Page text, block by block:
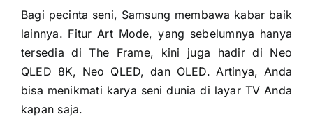
Bagi pecinta seni, Samsung membawa kabar baik
lainnya. Fitur Art Mode, yang sebelumnya hanya
tersedia di The Frame, kini juga hadir di Neo
QLED 8K, Neo QLED, dan OLED. Artinya, Anda
bisa menikmati karya seni dunia di layar TV Anda
kapan saja.